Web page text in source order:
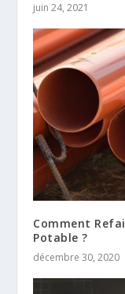
juin 24, 2021
Comment
Potable ?
décembre 30, 2020